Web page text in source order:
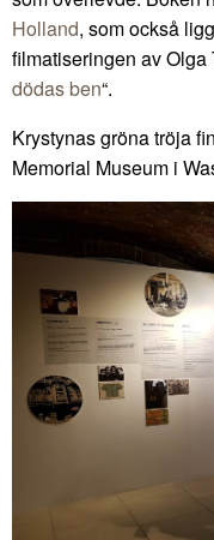
Holland, som också
filmatiseringen av Olga
dödas ben“.
Krystynas gröna tröja
Memorial Museum i